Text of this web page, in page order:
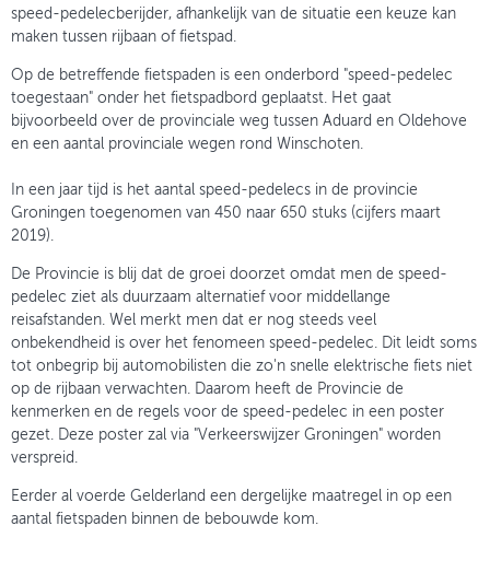
speed-pedelecberijder, afhankelijk van de situatie een keuze kan
maken tussen rijbaan of fietspad.
Op de betreffende fietspaden is een onderbord "speed-pedelec
toegestaan" onder het fietspadbord geplaatst. Het gaat
bijvoorbeeld over de provinciale weg tussen Aduard en Oldehove
en een aantal provinciale wegen rond Winschoten.
In een jaar tijd is het aantal speed-pedelecs in de provincie
Groningen toegenomen van 450 naar 650 stuks (cijfers maart
2019).
De Provincie is blij dat de groei doorzet omdat men de speed-
pedelec ziet als duurzaam alternatief voor middellange
reisafstanden. Wel merkt men dat er nog steeds veel
onbekendheid is over het fenomeen speed-pedelec. Dit leidt soms
tot onbegrip bij automobilisten die zo'n snelle elektrische fiets niet
op de rijbaan verwachten. Daarom heeft de Provincie de
kenmerken en de regels voor de speed-pedelec in een poster
gezet. Deze poster zal via "Verkeerswijzer Groningen" worden
verspreid.
Eerder al voerde Gelderland een dergelijke maatregel in op een
aantal fietspaden binnen de bebouwde kom.